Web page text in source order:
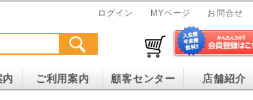
ログイン MYページ お問合せ
内 ご利用案内 顧客センター 店舗紹介